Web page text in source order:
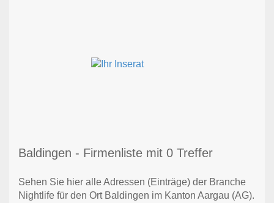
Baldingen - Firmenliste mit 0 Treffer
Sehen Sie hier alle Adressen (Einträge) der Branche
Nightlife für den Ort Baldingen im Kanton Aargau (AG).